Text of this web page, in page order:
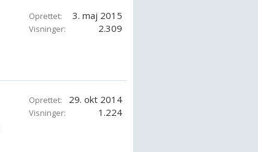
Oprettet: 3. maj 2015
Visninger: 2.309
Oprettet: 29. okt 2014
Visninger: 1.224